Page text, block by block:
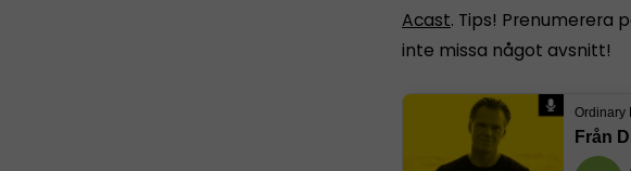
Acast. Tips! Prenumerera
inte missa något avsnitt!